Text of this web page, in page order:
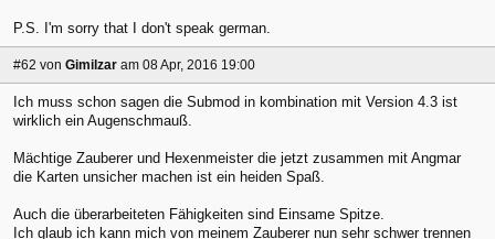
P.S. I'm sorry that I don't speak german.
#62 von Gimilzar am 08 Apr, 2016 19:00
Ich muss schon sagen die Submod in kombination mit Version 4.3 ist
wirklich ein Augenschmauß.
Mächtige Zauberer und Hexenmeister die jetzt zusammen mit Angmar
die Karten unsicher machen ist ein heiden Spaß.
Auch die überarbeiteten Fähigkeiten sind Einsame Spitze.
Ich glaub ich kann mich von meinem Zauberer nun sehr schwer trennen